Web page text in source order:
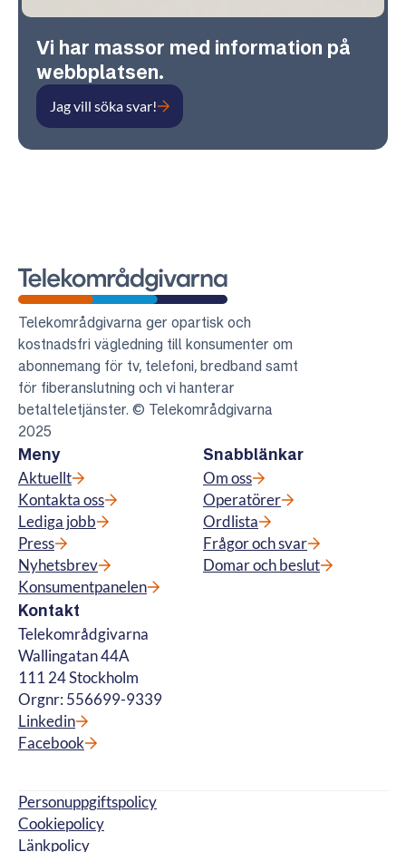
Vi har massor med information på
webbplatsen.
Jag vill söka svar!
Telekområdgivarna
Telekområdgivarna ger opartisk och
kostnadsfri vägledning till konsumenter om
abonnemang för tv, telefoni, bredband samt
för fiberanslutning och vi hanterar
betalteletjänster. © Telekområdgivarna
2025
Meny
Aktuellt
Kontakta oss
Lediga jobb
Press
Nyhetsbrev
Konsumentpanelen
Snabblänkar
Om oss
Operatörer
Ordlista
Frågor och svar
Domar och beslut
Kontakt
Telekområdgivarna
Wallingatan 44A
111 24 Stockholm
Orgnr: 556699-9339
Linkedin
Facebook
Personuppgiftspolicy
Cookiepolicy
Länkpolicy